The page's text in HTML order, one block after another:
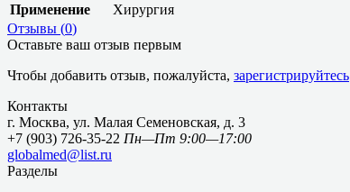
Применение
Хирургия
Отзывы (0)
Оставьте ваш отзыв первым
Чтобы добавить отзыв, пожалуйста, зарегистрируйтесь
Контакты
г. Москва, ул. Малая Семеновская, д. 3
+7 (903) 726-35-22 Пн—Пт 9:00—17:00
globalmed@list.ru
Разделы